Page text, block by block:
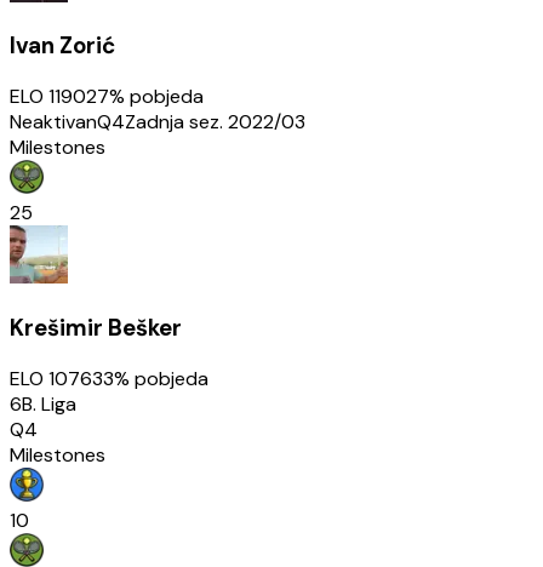
Ivan Zorić
ELO 119027% pobjeda
NeaktivanQ4Zadnja sez. 2022/03
Milestones
25
Krešimir Bešker
ELO 107633% pobjeda
6B. Liga
Q4
Milestones
10